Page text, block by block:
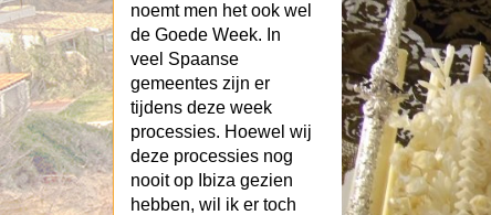
noemt men het ook wel
de Goede Week. In
veel Spaanse
gemeentes zijn er
tijdens deze week
processies. Hoewel wij
deze processies nog
nooit op Ibiza gezien
hebben, wil ik er toch